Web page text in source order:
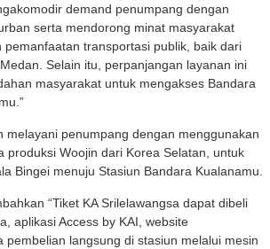
demand penumpang dengan
serta mendorong minat masyarakat
pemanfaatan transportasi publik, baik dari
Selain itu, perpanjangan layanan ini
masyarakat untuk mengakses Bandara
melayani penumpang dengan menggunakan
produksi Woojin dari Korea Selatan, untuk
Bingei menuju Stasiun Bandara Kualanamu.
“Tiket KA Srilelawangsa dapat dibeli
aplikasi Access by KAI, website
pembelian langsung di stasiun melalui mesin